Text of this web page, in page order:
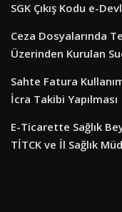
SGK Çıkış Kodu e-
Ceza Dosyalarında
Üzerinden Kurulan
Sahte Fatura
İcra Takibi Yapılması
E-Ticarette Sağlık
TİTCK ve İl Sağlık